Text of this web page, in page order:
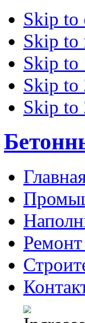
Skip to
Skip to
Skip to
Skip to
Skip to